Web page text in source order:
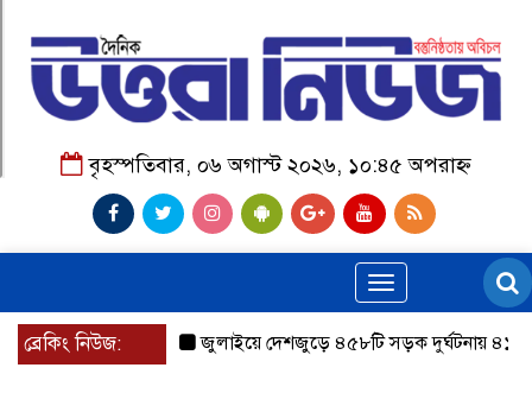
বৃহস্পতিবার, ০৬ অগাস্ট ২০২৬, ১০:৪৫ অপরাহ্ন
Toggle
navigation
ব্রেকিং নিউজ: জুলাইয়ে দেশজুড়ে ৪৫৮টি সড়ক দুর্ঘটনায় ৪১৬ জন